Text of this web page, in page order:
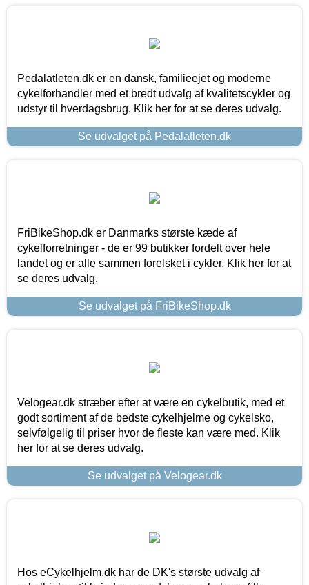
Pedalatleten.dk er en dansk, familieejet og moderne
cykelforhandler med et bredt udvalg af kvalitetscykler og
udstyr til hverdagsbrug. Klik her for at se deres udvalg.
Se udvalget på Pedalatleten.dk
FriBikeShop.dk er Danmarks største kæde af
cykelforretninger - de er 99 butikker fordelt over hele
landet og er alle sammen forelsket i cykler. Klik her for at
se deres udvalg.
Se udvalget på FriBikeShop.dk
Velogear.dk stræber efter at være en cykelbutik, med et
godt sortiment af de bedste cykelhjelme og cykelsko,
selvfølgelig til priser hvor de fleste kan være med. Klik
her for at se deres udvalg.
Se udvalget på Velogear.dk
Hos eCykelhjelm.dk har de DK's største udvalg af